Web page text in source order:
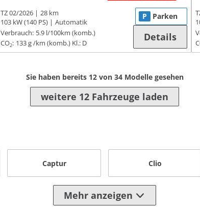
TZ 02/2026
28 km
103 kW (140 PS)
Automatik
Verbrauch: 5.9 l/100km (komb.)
CO2: 133 g /km (komb.) Kl.: D
P Parken
Details
Sie haben bereits 12von 34Modelle gesehen
weitere 12 Fahrzeuge laden
Captur Clio
Mehr anzeigen